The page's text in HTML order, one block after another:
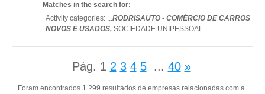
Matches in the search for:
Activity categories: ...RODRISAUTO - COMÉRCIO DE CARROS
NOVOS E USADOS, SOCIEDADE UNIPESSOAL...
Pág. 1 2 3 4 5 ... 40 »
Foram encontrados 1.299 resultados de empresas relacionadas com a